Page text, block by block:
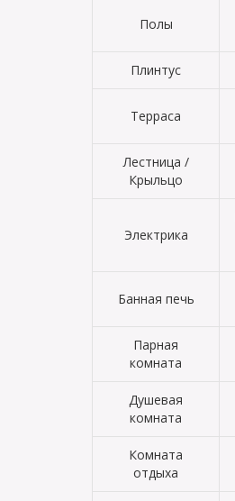
Полы
Плинтус
Терраса
Лестница /
Крыльцо
Электрика
Банная печь
Парная
комната
Душевая
комната
Комната
отдыха